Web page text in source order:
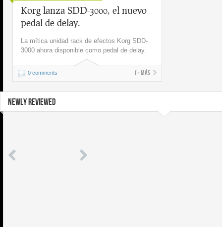
Korg lanza SDD-3000, el nuevo
pedal de delay.
La mítica unidad rack de efectos Korg SDD-
3000 ahora disponible como pedal de delay.
0 comments (+ más
NEWLY REVIEWED